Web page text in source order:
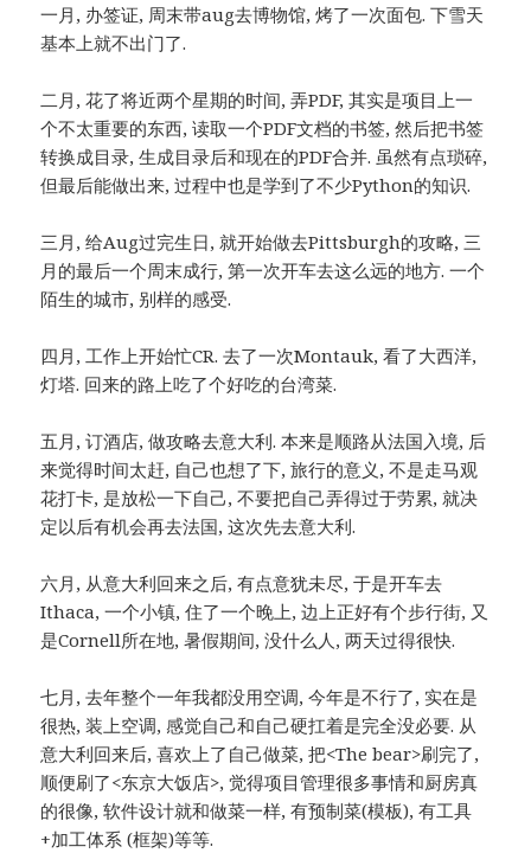
一月, 办签证, 周末带aug去博物馆, 烤了一次面包. 下雪天
基本上就不出门了.
二月, 花了将近两个星期的时间, 弄PDF, 其实是项目上一
个不太重要的东西, 读取一个PDF文档的书签, 然后把书签
转换成目录, 生成目录后和现在的PDF合并. 虽然有点琐碎,
但最后能做出来, 过程中也是学到了不少Python的知识.
三月, 给Aug过完生日, 就开始做去Pittsburgh的攻略, 三
月的最后一个周末成行, 第一次开车去这么远的地方. 一个
陌生的城市, 别样的感受.
四月, 工作上开始忙CR. 去了一次Montauk, 看了大西洋,
灯塔. 回来的路上吃了个好吃的台湾菜.
五月, 订酒店, 做攻略去意大利. 本来是顺路从法国入境, 后
来觉得时间太赶, 自己也想了下, 旅行的意义, 不是走马观
花打卡, 是放松一下自己, 不要把自己弄得过于劳累, 就决
定以后有机会再去法国, 这次先去意大利.
六月, 从意大利回来之后, 有点意犹未尽, 于是开车去
Ithaca, 一个小镇, 住了一个晚上, 边上正好有个步行街, 又
是Cornell所在地, 暑假期间, 没什么人, 两天过得很快.
七月, 去年整个一年我都没用空调, 今年是不行了, 实在是
很热, 装上空调, 感觉自己和自己硬扛着是完全没必要. 从
意大利回来后, 喜欢上了自己做菜, 把<The bear>刷完了,
顺便刷了<东京大饭店>, 觉得项目管理很多事情和厨房真
的很像, 软件设计就和做菜一样, 有预制菜(模板), 有工具
+加工体系 (框架)等等.